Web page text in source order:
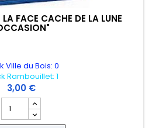
FACE CACHE DE LA LUNE
Ville du Bois: 0
Rambouillet: 1
3,00 €
Champ quantité du produit